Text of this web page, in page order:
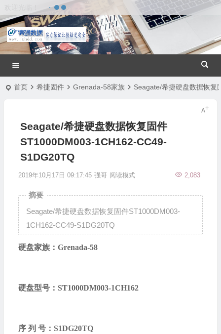
首页 希捷固件 Grenada-58家族 Seagate/希捷硬盘数据恢
Seagate/希捷硬盘数据恢复固件
ST1000DM003-1CH162-CC49-
S1DG20TQ
2019年10月17日 09:17:45 强哥 2,083
阅读模式
摘要
Seagate/希捷硬盘数据恢复固件ST1000DM003-
1CH162-CC49-S1DG20TQ
硬盘家族： Grenada-58
硬盘型号： ST1000DM003-1CH162
序 列 号： S1DG20TQ